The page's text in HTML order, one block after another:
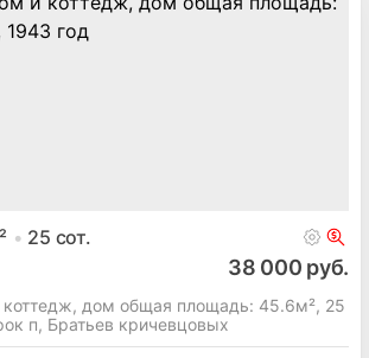
25 сот.
38 000 руб.
дом общая площадь: 45.6м², 25
п, Братьев кричевцовых